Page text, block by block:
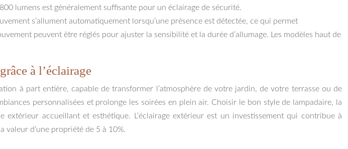
lumens est généralement suffisante pour un éclairage de sécurité.
s’allument automatiquement lorsqu’une présence est détectée, ce qui permet
peuvent être réglés pour ajuster la sensibilité et la durée d’allumage. Les modèles haut de
à l’éclairage
à part entière, capable de transformer l’atmosphère de votre jardin, de votre terrasse ou de
personnalisées et prolonge les soirées en plein air. Choisir le bon style de lampadaire, la
accueillant et esthétique. L’éclairage extérieur est un investissement qui contribue à
valeur d’une propriété de 5 à 10%.